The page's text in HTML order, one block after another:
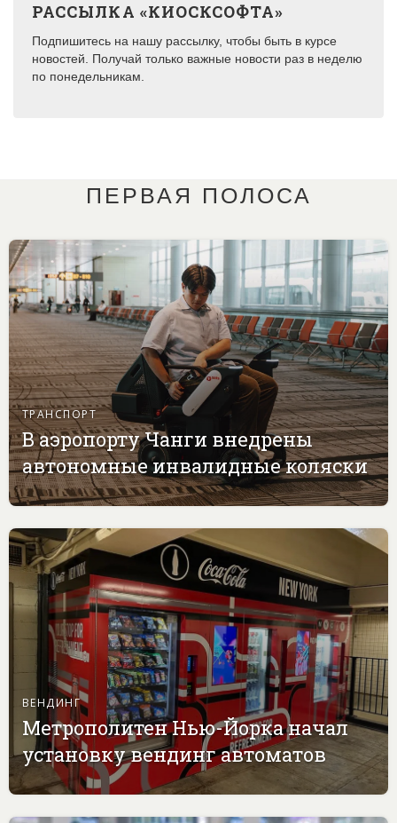
РАССЫЛКА «КИОСКСОФТА»
Подпишитесь на нашу рассылку, чтобы быть в курсе
новостей. Получай только важные новости раз в неделю
по понедельникам.
ПЕРВАЯ ПОЛОСА
ТРАНСПОРТ
В аэропорту Чанги внедрены
автономные инвалидные коляски
ВЕНДИНГ
Метрополитен Нью-Йорка начал
установку вендинг автоматов